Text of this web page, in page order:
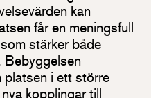
kan
får en meningsfull
stärker både
Bebyggelsen
platsen i ett större
kopplingar till